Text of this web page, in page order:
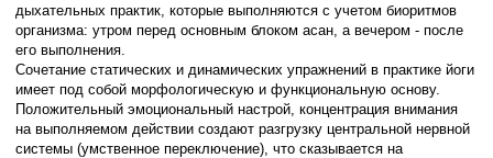
дыхательных практик, которые выполняются с учетом биоритмов
организма: утром перед основным блоком асан, а вечером - после
его выполнения.
Сочетание статических и динамических упражнений в практике йоги
имеет под собой морфологическую и функциональную основу.
Положительный эмоциональный настрой, концентрация внимания
на выполняемом действии создают разгрузку центральной нервной
системы (умственное переключение), что сказывается на